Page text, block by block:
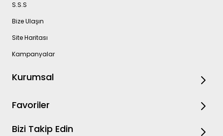
S.S.S
Bize Ulaşın
Site Haritası
Kampanyalar
Kurumsal
Favoriler
Bizi Takip Edin